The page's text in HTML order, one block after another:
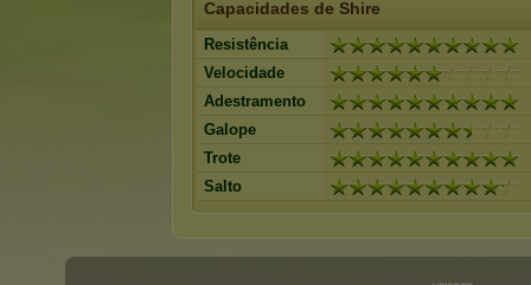
Capacidades de Shire
Resistência
Velocidade
Adestramento
Galope
Trote
Salto